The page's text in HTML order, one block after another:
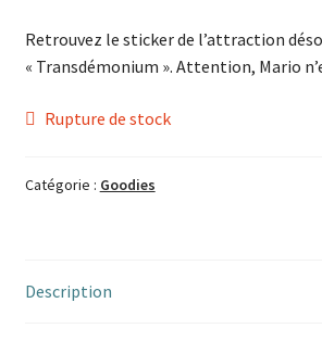
Retrouvez le sticker de l’attraction
« Transdémonium ». Attention, Mario
Rupture de stock
Catégorie : Goodies
Description